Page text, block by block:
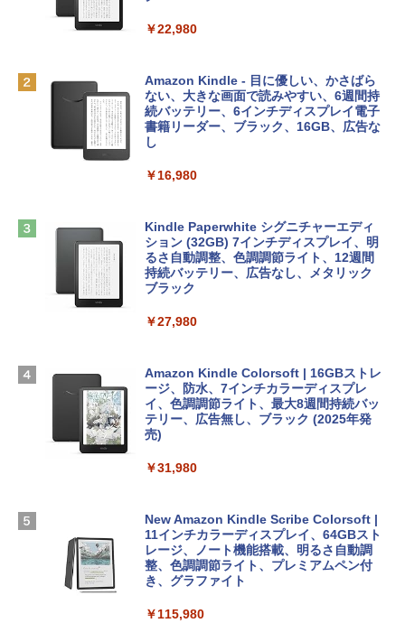
ィゴ + 3年延長 AppleCare+ for 13インチ
￥162,598
tomtoc 360°保護 15.6 16インチ パソコ
ンケース Dell NEC Lavie ASUS HP dyna
Apple 2026 MacBook Air M5チップ搭載
13インチノートブック：AIとApple Intell
igence、13.6インチLiquid Retinaディ
スプレイ、24GBユニファイドメモリ、1
ームカメラ、日本語キーボード、Touch I
￥298,901
【Amazon.co.jp限定】 HP ノートパソコ
ン 15-fd 15.6インチ 16GBメモリ 512GB
FMV ノートパソコン WE1-K3 (MS 365 P
ersonal/Copilotキー搭載/Win 11/15.6型/
Core i5/16GB/SSD 512GB/ホワイト) FM
VWK3E15W_AZ
￥139,880
￥1,300
Microsoft Office Home & Business 202
4(最新 永続版)|オンラインコード版|Wind
ows11、10/mac対応|PC2台
￥39,582
インゲームコード】 ロブロックス | オン
ラインコード版
￥3,200
Robloxギフトカード - 1000 Robux 【限
ラインコード版
￥1,600
ト): Java & Bedrock Edition | オンライ
￥3,600
出す プロンプトの言葉 AI画像生成シリー
ズ (はぴーイラストLabo)
￥480
ClaudeCode いちばんやさしい 教科書:
にもKindle出版にも！ 非エンジニアのた
めのAIコーディング入門シリーズ
￥99
1冊ですべて身につくHTML & CSSとWe
￥2,326
FM TOWNS ハイパー・カタログ: 本体ハ
ェクトリストと最新エミュレータ紹介
￥22,980
Amazon Kindle - 目に優しい、かさばら
ない、大きな画面で読みやすい、6週間持
続バッテリー、6インチディスプレイ電子
書籍リーダー、ブラック、16GB、広告な
し
￥16,980
Kindle Paperwhite シグニチャーエディ
ション (32GB) 7インチディスプレイ、明
るさ自動調整、色調調節ライト、12週間
持続バッテリー、広告なし、メタリック
ブラック
￥27,980
Amazon Kindle Colorsoft | 16GBストレ
ージ、防水、7インチカラーディスプレ
イ、色調調節ライト、最大8週間持続バッ
テリー、広告無し、ブラック (2025年発
売)
￥31,980
New Amazon Kindle Scribe Colorsoft |
11インチカラーディスプレイ、64GBスト
レージ、ノート機能搭載、明るさ自動調
整、色調調節ライト、プレミアムペン付
き、グラファイト
￥115,980